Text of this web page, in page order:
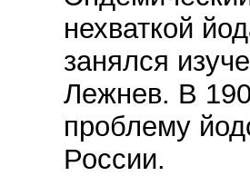
нехваткой
занялся
Лежнев. В
проблему
России.